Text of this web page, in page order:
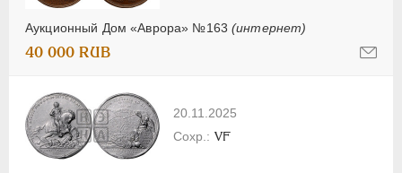
Аукционный Дом «Аврора» №163(интернет)
40 000 RUB
20.11.2025
VF